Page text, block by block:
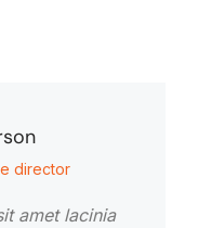
director
amet lacinia